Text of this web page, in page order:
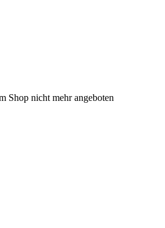
Shop nicht mehr angeboten